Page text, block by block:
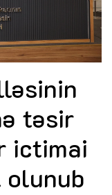
təsir
ictimai